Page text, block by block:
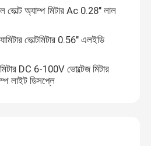
অ্যাম্প মিটার Ac 0.28" লাল
ভোল্টমিটার 0.56" এলইডি
DC 6-100V ভোল্টেজ মিটার
লাইট ডিসপ্লে